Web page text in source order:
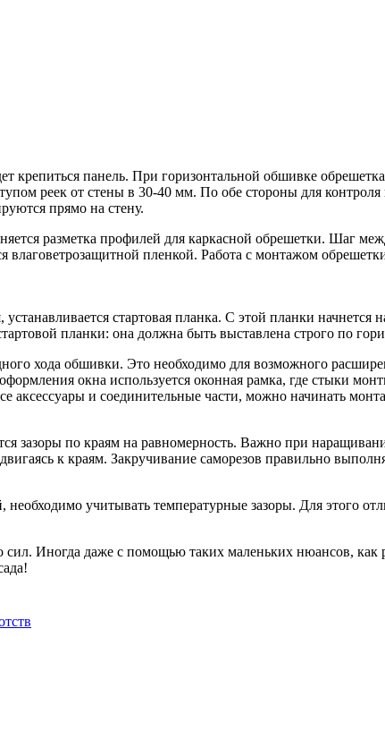
панель. При горизонтальной обшивке
реек от стены в 30-40 мм. По обе стороны для
прямо на стену.
разметка профилей для каркасной обрешетки. Шаг
пленкой. Работа с монтажом
стартовая планка. С этой планки начнется
планки: она должна быть выставлена строго по
хода обшивки. Это необходимо для возможного
окна используется оконная рамка, где стыки
аксессуары и соединительные части, можно начинать
зазоры по краям на равномерность. Важно при
к краям. Закручивание саморезов правильно
учитывать температурные зазоры. Для этого
Иногда даже с помощью таких маленьких нюансов, как